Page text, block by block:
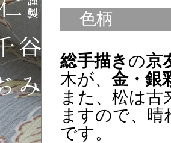
色柄
総手描きの京
木が、 金・銀
また、松は古
ますので、
です。